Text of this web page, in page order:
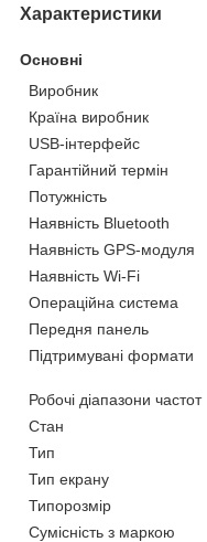
Характеристики
Основні
Виробник
Країна виробник
USB-інтерфейс
Гарантійний термін
Потужність
Наявність Bluetooth
Наявність GPS-модуля
Наявність Wi-Fi
Операційна система
Передня панель
Підтримувані формати
Робочі діапазони частот
Стан
Тип
Тип екрану
Типорозмір
Сумісність з маркою